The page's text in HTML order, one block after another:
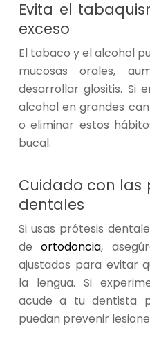
Evita el
exceso
El tabaco y el alcohol
mucosas orales,
desarrollar glositis. Si
alcohol en grandes
o eliminar estos
bucal.
Cuidado con las
dentales
Si usas prótesis
deortodoncia,
ajustados para evitar
la lengua. Si
acude a tu dentista
puedan prevenir